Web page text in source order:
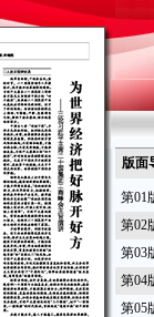
版面
第01
第02
第03
第04
第05